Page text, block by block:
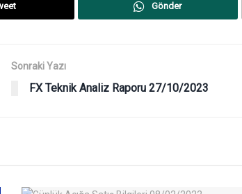
Gönder
Sonraki Yazı
FX Teknik Analiz Raporu 27/10/2023